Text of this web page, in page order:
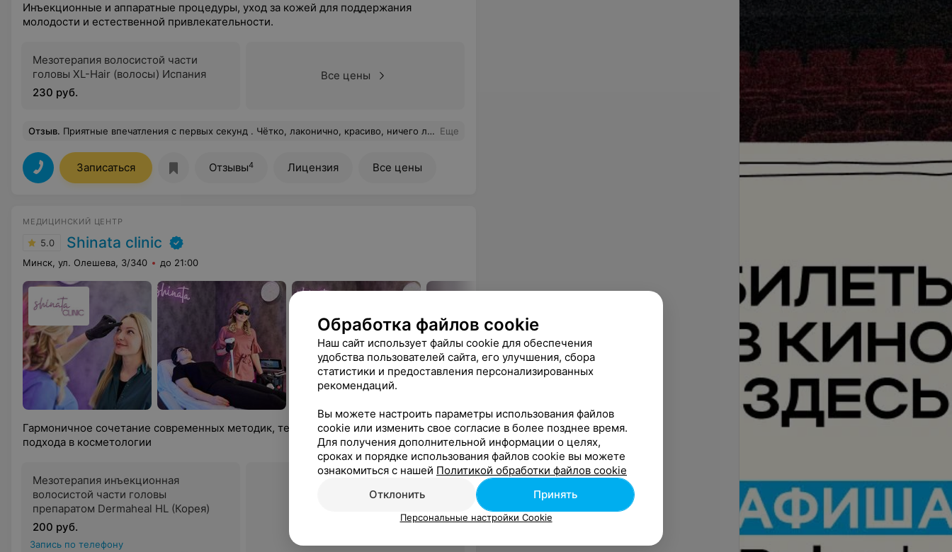
Инъекционные и аппаратные процедуры, уход за кожей для поддержания
молодости и естественной привлекательности.
Мезотерапия волосистой части
головы XL-Hair (волосы) Испания
230 руб.
Все цены
Отзыв. Приятные впечатления с первых секунд . Чётко, лаконично, красиво, ничего лишнего . Приветливые сотрудники. Замечательный Врач Адамович Егор, профессионал, хороший психолог, общаться очень легко. Не всегда наши желания совпадают с возможностью нашего организма, и когда у врача достаточно такта и терпения, а одиним из главных его принципов "не навреди", то это безмерно восхищает! Замечательный центр, рекомендую посетить! Еще
Записаться Отзывы4 Лицензия Все цены
МЕДИЦИНСКИЙ ЦЕНТР
Подробнее
5.0 Shinata clinic
Минск, ул. Олешева, 3/340 до 21:00
Гармоничное сочетание современных методик, технологий и персонального
подхода в косметологии
Мезотерапия инъекционная
волосистой части головы
препаратом Dermaheal HL (Корея)
200 руб.
Запись по телефону
Обработка файлов cookie
Наш сайт использует файлы cookie для обеспечения
удобства пользователей сайта, его улучшения, сбора
статистики и предоставления персонализированных
рекомендаций.
Вы можете настроить параметры использования файлов
cookie или изменить свое согласие в более позднее время.
Для получения дополнительной информации о целях,
сроках и порядке использования файлов cookie вы можете
ознакомиться с нашей Политикой обработки файлов cookie
Отклонить
Принять
Персональные настройки Cookie